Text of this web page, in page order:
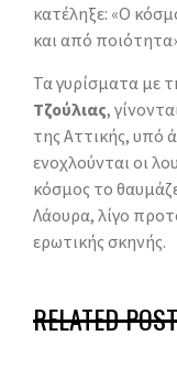
κατέληξε: «Ο
και από
Τα γυρίσματα με
Τζούλιας,
της Αττικής, υπό
ενοχλούνται οι
κόσμος το
Λάουρα, λίγο
ερωτικής σκηνής.
RELATED